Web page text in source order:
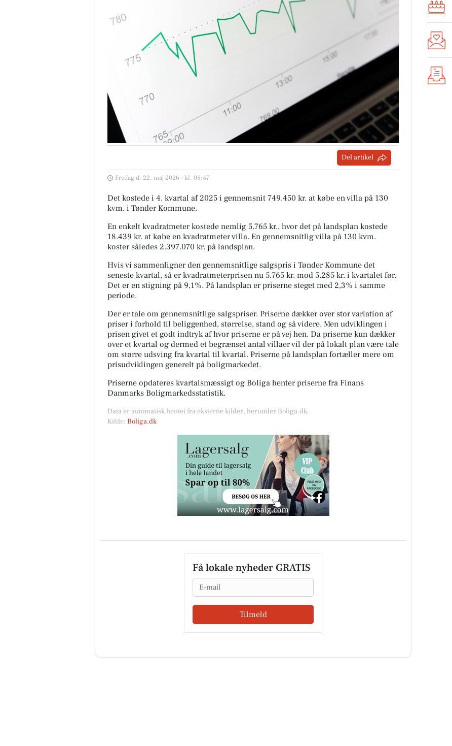
Del artikel
Fredag d. 22. maj 2026 - kl. 08:47
Det kostede i 4. kvartal af 2025 i gennemsnit 749.450 kr. at købe en villa på 130
kvm. i Tønder Kommune.
En enkelt kvadratmeter kostede nemlig 5.765 kr., hvor det på landsplan kostede
18.439 kr. at købe en kvadratmeter villa. En gennemsnitlig villa på 130 kvm.
koster således 2.397.070 kr. på landsplan.
Hvis vi sammenligner den gennemsnitlige salgspris i Tønder Kommune det
seneste kvartal, så er kvadratmeterprisen nu 5.765 kr. mod 5.285 kr. i kvartalet før.
Det er en stigning på 9,1%. På landsplan er priserne steget med 2,3% i samme
periode.
Der er tale om gennemsnitlige salgspriser. Priserne dækker over stor variation af
priser i forhold til beliggenhed, størrelse, stand og så videre. Men udviklingen i
prisen givet et godt indtryk af hvor priserne er på vej hen. Da priserne kun dækker
over et kvartal og dermed et begrænset antal villaer vil der på lokalt plan være tale
om større udsving fra kvartal til kvartal. Priserne på landsplan fortæller mere om
prisudviklingen generelt på boligmarkedet.
Priserne opdateres kvartalsmæssigt og Boliga henter priserne fra Finans
Danmarks Boligmarkedsstatistik.
Data er automatisk hentet fra eksterne kilder, herunder Boliga.dk.
Kilde: Boliga.dk
Få lokale nyheder GRATIS
Email
Tilmeld